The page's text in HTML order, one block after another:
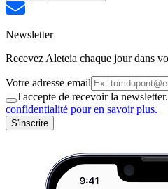
Newsletter
Recevez Aleteia chaque jour dans
Votre adresse email
J'accepte de recevoir la
confidentialité pour en savoir plus.
S'inscrire